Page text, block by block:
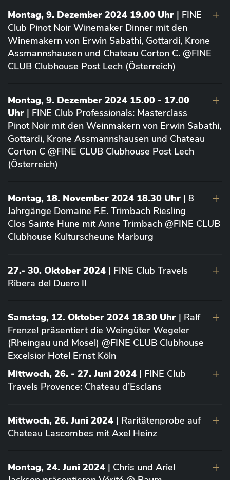
Montag, 9. Dezember 2024 19.00 Uhr | FINE
Club Pinot Noir Winemaker Dinner mit den
Winemakern von Erwin Sabathi, Gottardi, Krone
Assmannshausen und Chateau Corton C. @FINE
CLUB Clubhouse Post Lech (Österreich)
Montag, 9. Dezember 2024 15.00 - 17.00
Uhr | FINE Club Professionals: Masterclass
Pinot Noir mit den Weinmakern von Erwin Sabathi,
Gottardi, Krone Assmannshausen und Chateau
Corton C @FINE CLUB Clubhouse Post Lech
(Österreich)
Montag, 18. November 2024 18.30 Uhr | 8
Jahrgänge Domaine F.E. Trimbach Riesling
Clos Sainte Hune mit Anne Trimbach @FINE CLUB
Clubhouse Kulturscheune Marburg
27.- 30. Oktober 2024 | FINE Club Travels
Ribera del Duero II
Samstag, 12. Oktober 2024 18.30 Uhr | Ralf
Frenzel präsentiert die Weingüter Wegeler
(Rheingau und Mosel) @FINE CLUB Clubhouse
Excelsior Hotel Ernst Köln
Mittwoch, 26. - 27. Juni 2024 | FINE Club
Travels Provence: Chateau d’Esclans
Mittwoch, 26. Juni 2024 | Raritätenprobe auf
Chateau Lascombes mit Axel Heinz
Montag, 24. Juni 2024 | Chris und Ariel